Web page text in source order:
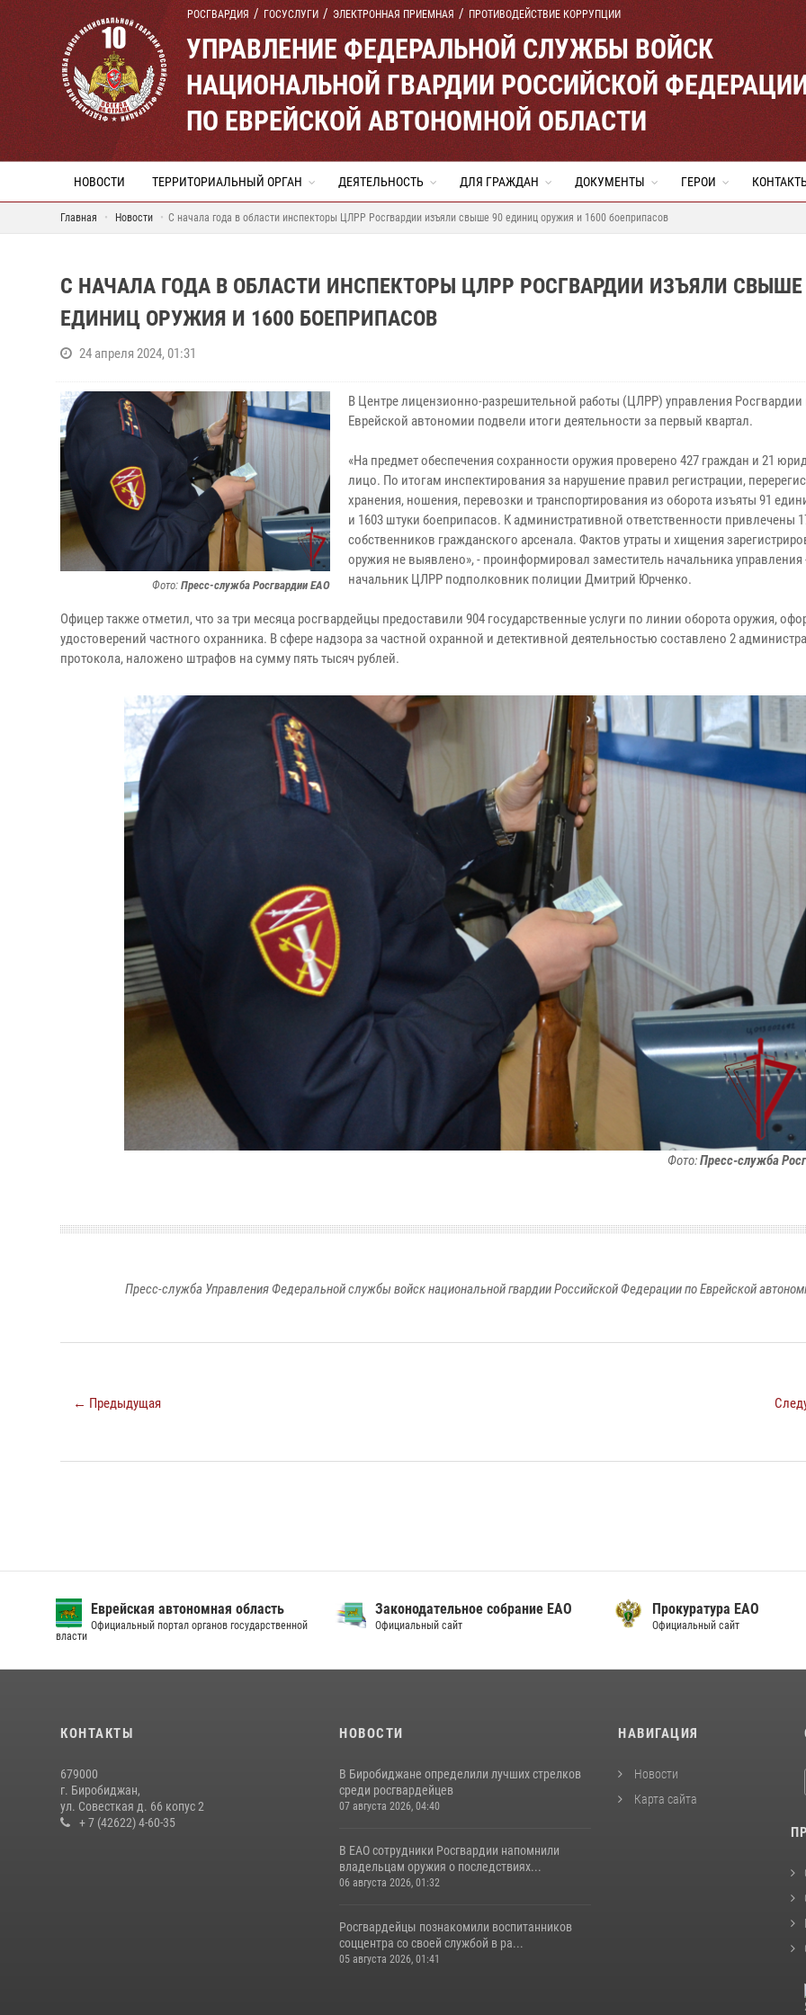
РОСГВАРДИЯ ГОСУСЛУГИ ЭЛЕКТРОННАЯ ПРИЕМНАЯ ПРОТИВОДЕЙСТВИЕ КОРРУПЦИИ
УПРАВЛЕНИЕ ФЕДЕРАЛЬНОЙ СЛУЖБЫ ВОЙСК
НАЦИОНАЛЬНОЙ ГВАРДИИ РОССИЙСКОЙ
ПО ЕВРЕЙСКОЙ АВТОНОМНОЙ ОБЛАСТИ
НОВОСТИ ТЕРРИТОРИАЛЬНЫЙ ОРГАН ДЕЯТЕЛЬНОСТЬ ДЛЯ ГРАЖДАН ДОКУМЕНТЫ ГЕРОИ
Главная Новости С начала года в области инспекторы ЦЛРР Росгвардии изъяли свыше 90 единиц оружия и 1600 боеприпасов
С НАЧАЛА ГОДА В ОБЛАСТИ ИНСПЕКТОРЫ ЦЛРР РОСГВАРДИИ ИЗЪЯЛИ СВЫШЕ
ЕДИНИЦ ОРУЖИЯ И 1600 БОЕПРИПАСОВ
24 апреля 2024, 01:31
Фото: Пресс-служба Росгвардии ЕАО
В Центре лицензионно-разрешительной работы (ЦЛРР) управления Росгвардии
Еврейской автономии подвели итоги деятельности за первый квартал.
«На предмет обеспечения сохранности оружия проверено 427 граждан и 21
лицо. По итогам инспектирования за нарушение правил регистрации,
хранения, ношения, перевозки и транспортирования из оборота изъяты 91
и 1603 штуки боеприпасов. К административной ответственности привлечены
собственников гражданского арсенала. Фактов утраты и хищения
оружия не выявлено», - проинформировал заместитель начальника управления
начальник ЦЛРР подполковник полиции Дмитрий Юрченко.
Офицер также отметил, что за три месяца росгвардейцы предоставили 904 государственные услуги по линии оборота оружия,
удостоверений частного охранника. В сфере надзора за частной охранной и детективной деятельностью составлено 2
протокола, наложено штрафов на сумму пять тысяч рублей.
Фото:Пресс-служба
Пресс-служба Управления Федеральной службы войск национальной гвардии Российской Федерации по Еврейской
← Предыдущая
Еврейская автономная область
Официальный портал органов государственной
власти
Законодательное собрание ЕАО
Официальный сайт
Прокуратура ЕАО
Официальный сайт
КОНТАКТЫ
679000
г. Биробиджан,
ул. Совесткая д. 66 копус 2
+ 7 (42622) 4-60-35
НОВОСТИ
В Биробиджане определили лучших стрелков
среди росгвардейцев
07 августа 2026, 04:40
В ЕАО сотрудники Росгвардии напомнили
владельцам оружия о последствиях...
06 августа 2026, 01:32
Росгвардейцы познакомили воспитанников
соццентра со своей службой в ра...
05 августа 2026, 01:41
НАВИГАЦИЯ
Новости
Карта сайта